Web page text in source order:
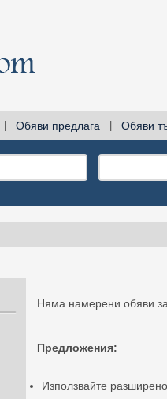
Обяви предлага Обяви
Няма намерени обяви
Предложения:
Използвайте